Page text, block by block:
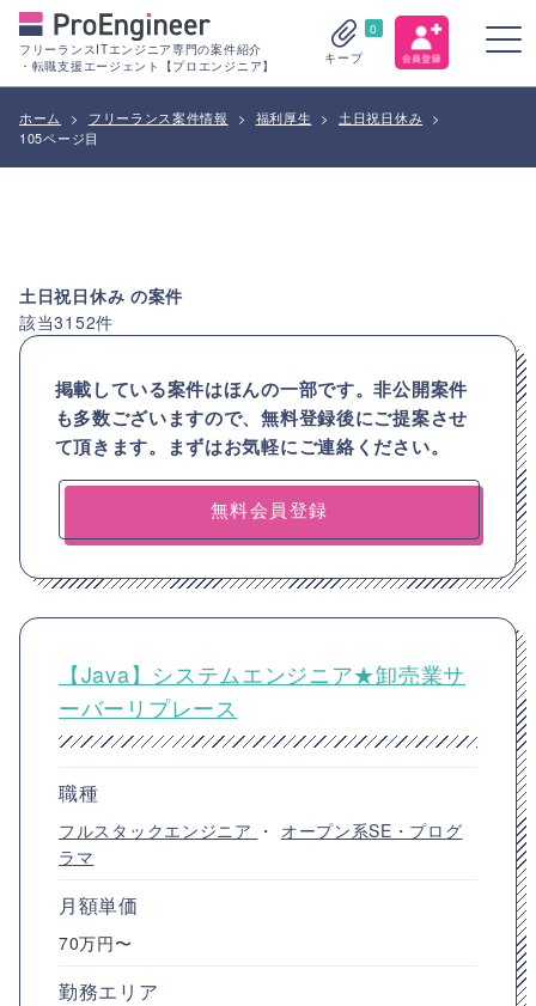
フリーランスITエンジニア専門の案件紹介
・転職支援エージェント【プロエンジニア】
0
キープ
ホーム > フリーランス案件情報 > 福利厚生 > 土日祝日休み >
105ページ目
土日祝日休み の案件
該当3152件
掲載している案件はほんの一部です。非公開案件
も多数ございますので、無料登録後にご提案させ
て頂きます。まずはお気軽にご連絡ください。
無料会員登録
【Java】システムエンジニア★卸売業サ
ーバーリプレース
職種
フルスタックエンジニア ・ オープン系SE・プログ
ラマ
月額単価
70万円〜
勤務エリア